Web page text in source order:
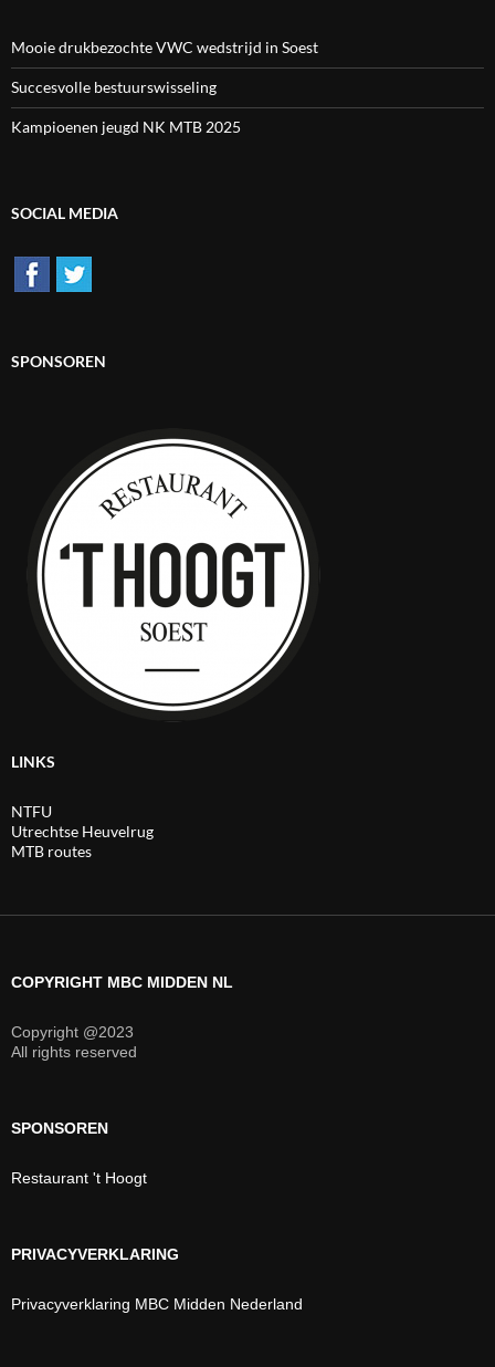
Mooie drukbezochte VWC wedstrijd in Soest
Succesvolle bestuurswisseling
Kampioenen jeugd NK MTB 2025
SOCIAL MEDIA
SPONSOREN
LINKS
NTFU
Utrechtse Heuvelrug
MTB routes
COPYRIGHT MBC MIDDEN NL
Copyright @2023
All rights reserved
SPONSOREN
Restaurant 't Hoogt
PRIVACYVERKLARING
Privacyverklaring MBC Midden Nederland